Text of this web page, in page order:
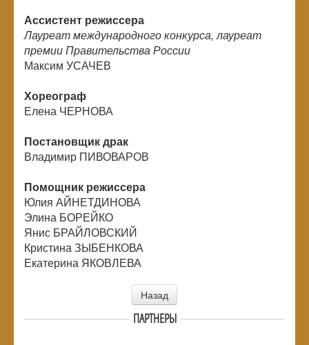
Ассистент режиссера
Лауреат международного конкурса, лауреат
премии Правительства России
Максим УСАЧЕВ
Хореограф
Елена ЧЕРНОВА
Постановщик драк
Владимир ПИВОВАРОВ
Помощник режиссера
Юлия АЙНЕТДИНОВА
Элина БОРЕЙКО
Янис БРАЙЛОВСКИЙ
Кристина ЗЫБЕНКОВА
Екатерина ЯКОВЛЕВА
Назад
ПАРТНЕРЫ